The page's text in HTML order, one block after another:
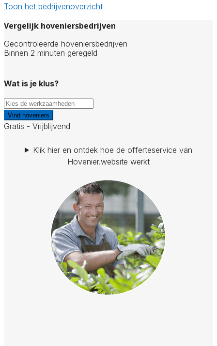
Toon het bedrijvenoverzicht
Vergelijk hoveniersbedrijven
Gecontroleerde hoveniersbedrijven
Binnen 2 minuten geregeld
Wat is je klus?
Vind hoveniers
Gratis - Vrijblijvend
Klik hier en ontdek hoe de offerteservice van
Hovenier.website werkt